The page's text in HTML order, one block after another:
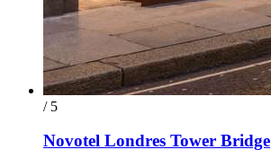
/ 5
Novotel Londres Tower Bridge